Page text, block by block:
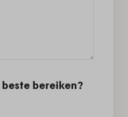
bereiken?